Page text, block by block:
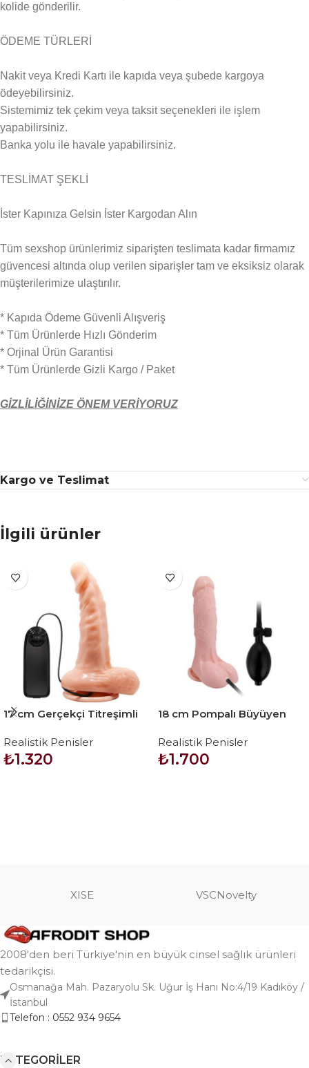
kolide gönderilir.
ÖDEME TÜRLERİ
Nakit veya Kredi Kartı ile kapıda veya şubede kargoya
ödeyebilirsiniz.
Sistemimiz tek çekim veya taksit seçenekleri ile işlem
yapabilirsiniz.
Banka yolu ile havale yapabilirsiniz.
TESLİMAT ŞEKLİ
İster Kapınıza Gelsin İster Kargodan Alın
Tüm sexshop ürünlerimiz siparişten teslimata kadar firmamız
güvencesi altında olup verilen siparişler tam ve eksiksiz olarak
müşterilerimize ulaştırılır.
* Kapıda Ödeme Güvenli Alışveriş
* Tüm Ürünlerde Hızlı Gönderim
* Orjinal Ürün Garantisi
* Tüm Ürünlerde Gizli Kargo / Paket
GİZLİLİĞİNİZE ÖNEM VERİYORUZ
Kargo ve Teslimat
İlgili ürünler
17 cm Gerçekçi Titreşimli
Realistik Penisler
₺1.320
18 cm Pompalı Büyüyen
Dildo Mastürbatör
Realistik Penisler
₺1.700
XISE VSCNovelty
2008'den beri Türkiye'nin en büyük cinsel sağlık ürünleri
tedarikçisi.
Osmanağa Mah. Pazaryolu Sk. Uğur İş Hanı No:4/19 Kadıköy /
İstanbul
Telefon : 0552 934 9654
KATEGORILER